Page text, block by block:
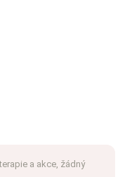
a akce, žádný